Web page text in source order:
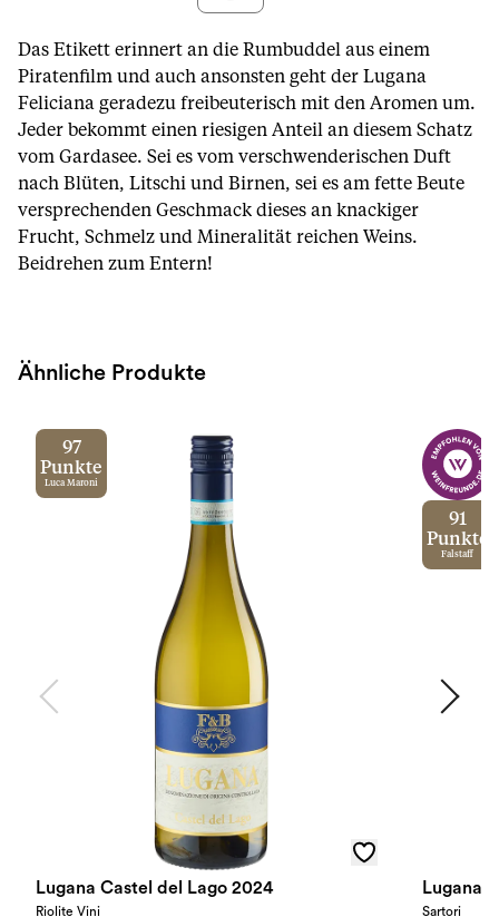
Das Etikett erinnert an die Rumbuddel aus einem
Piratenfilm und auch ansonsten geht der Lugana
Feliciana geradezu freibeuterisch mit den Aromen um.
Jeder bekommt einen riesigen Anteil an diesem Schatz
vom Gardasee. Sei es vom verschwenderischen Duft
nach Blüten, Litschi und Birnen, sei es am fette Beute
versprechenden Geschmack dieses an knackiger
Frucht, Schmelz und Mineralität reichen Weins.
Beidrehen zum Entern!
Ähnliche Produkte
97
Punkte
Luca Maroni
Lugana Castel del Lago 2024
Riolite Vini
91
Punkte
Falstaff
Lugana
Sartori